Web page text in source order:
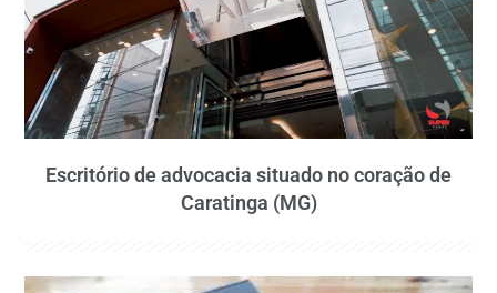
Escritório de advocacia situado no coração de
Caratinga (MG)